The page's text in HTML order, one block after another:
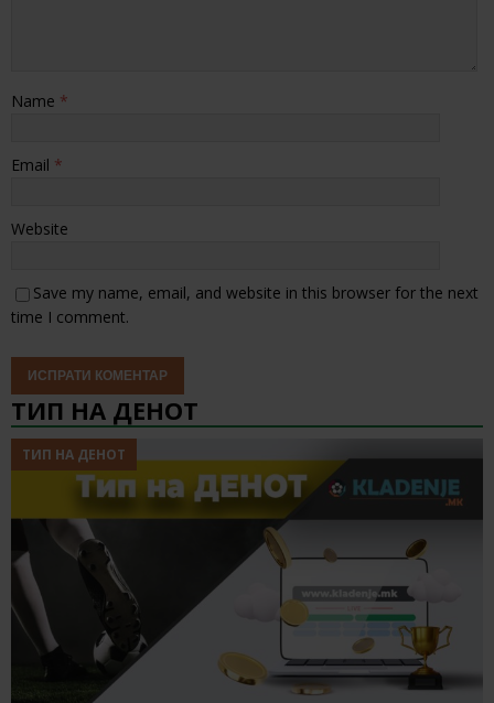
Name *
Email *
Website
Save my name, email, and website in this browser for the next
time I comment.
ТИП НА ДЕНОТ
ТИП НА ДЕНОТ